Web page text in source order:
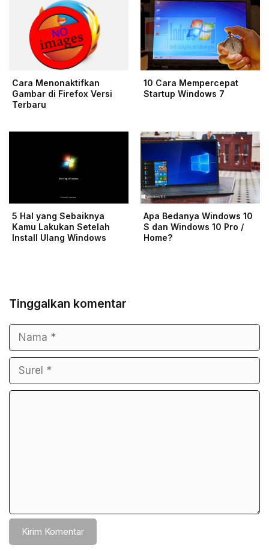
Cara Menonaktifkan
Gambar di Firefox Versi
Terbaru
10 Cara Mempercepat
Startup Windows 7
5 Hal yang Sebaiknya
Kamu Lakukan Setelah
Install Ulang Windows
Apa Bedanya Windows 10
S dan Windows 10 Pro /
Home?
Tinggalkan komentar
Nama
Surel
Komentar